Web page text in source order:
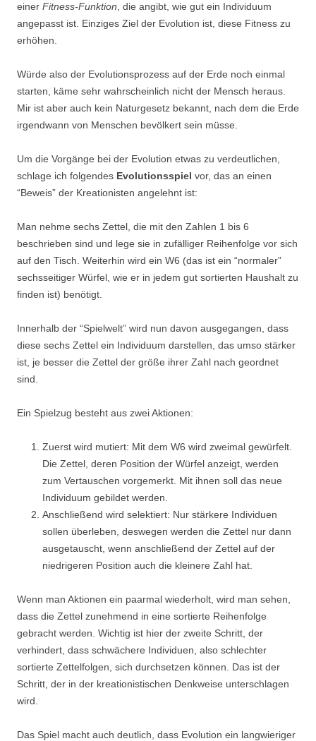
einer Fitness-Funktion , die angibt, wie gut ein Individuum
angepasst ist. Einziges Ziel der Evolution ist, diese Fitness zu
erhöhen.
Würde also der Evolutionsprozess auf der Erde noch einmal
starten, käme sehr wahrscheinlich nicht der Mensch heraus.
Mir ist aber auch kein Naturgesetz bekannt, nach dem die Erde
irgendwann von Menschen bevölkert sein müsse.
Um die Vorgänge bei der Evolution etwas zu verdeutlichen,
schlage ich folgendes Evolutionsspiel vor, das an einen
“Beweis” der Kreationisten angelehnt ist:
Man nehme sechs Zettel, die mit den Zahlen 1 bis 6
beschrieben sind und lege sie in zufälliger Reihenfolge vor sich
auf den Tisch. Weiterhin wird ein W6 (das ist ein “normaler”
sechsseitiger Würfel, wie er in jedem gut sortierten Haushalt zu
finden ist) benötigt.
Innerhalb der “Spielwelt” wird nun davon ausgegangen, dass
diese sechs Zettel ein Individuum darstellen, das umso stärker
ist, je besser die Zettel der größe ihrer Zahl nach geordnet
sind.
Ein Spielzug besteht aus zwei Aktionen:
Zuerst wird mutiert: Mit dem W6 wird zweimal gewürfelt.
Die Zettel, deren Position der Würfel anzeigt, werden
zum Vertauschen vorgemerkt. Mit ihnen soll das neue
Individuum gebildet werden.
Anschließend wird selektiert: Nur stärkere Individuen
sollen überleben, deswegen werden die Zettel nur dann
ausgetauscht, wenn anschließend der Zettel auf der
niedrigeren Position auch die kleinere Zahl hat.
Wenn man Aktionen ein paarmal wiederholt, wird man sehen,
dass die Zettel zunehmend in eine sortierte Reihenfolge
gebracht werden. Wichtig ist hier der zweite Schritt, der
verhindert, dass schwächere Individuen, also schlechter
sortierte Zettelfolgen, sich durchsetzen können. Das ist der
Schritt, der in der kreationistischen Denkweise unterschlagen
wird.
Das Spiel macht auch deutlich, dass Evolution ein langwieriger